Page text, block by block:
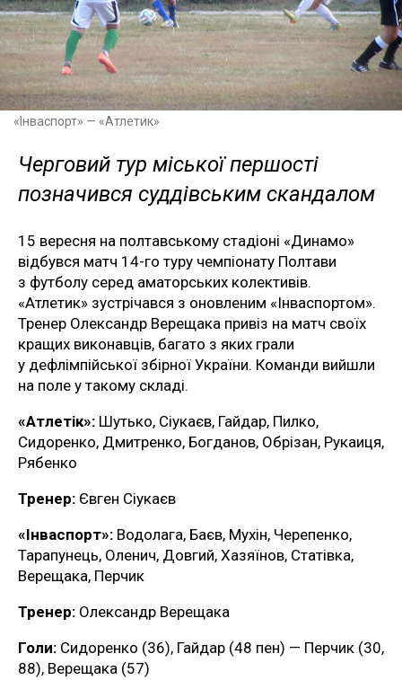
«Інваспорт» — «Атлетик»
Черговий тур міської першості
позначився суддівським скандалом
15 вересня на полтавському стадіоні «Динамо»
відбувся матч 14-го туру чемпіонату Полтави
з футболу серед аматорських колективів.
«Атлетик» зустрічався з оновленим «Інваспортом».
Тренер Олександр Верещака привіз на матч своїх
кращих виконавців, багато з яких грали
у дефлімпійської збірної України. Команди вийшли
на поле у такому складі.
«Атлетік»: Шутько, Сіукаєв, Гайдар, Пилко,
Сидоренко, Дмитренко, Богданов, Обрізан, Рукаиця,
Рябенко
Тренер: Євген Сіукаєв
«Інваспорт»: Водолага, Баєв, Мухін, Черепенко,
Тарапунець, Оленич, Довгий, Хазяїнов, Статівка,
Верещака, Перчик
Тренер: Олександр Верещака
Голи: Сидоренко (36), Гайдар (48 пен) — Перчик (30,
88), Верещака (57)